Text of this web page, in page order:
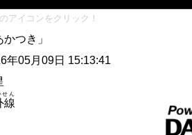
アイコンをクリック！
かつき」
年05月09日 15:13:41
線
せん